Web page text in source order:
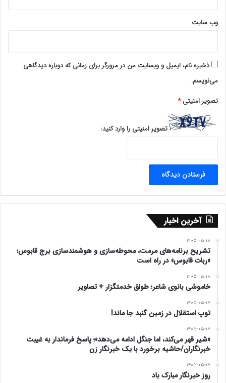
می‌خواندند و عزاداری می‌کردند. برخی سرشان را از شدت
عصبانیت به دیوار می کوبیدند و فریاد میزدند. اما انتخاب رهبر
داد.
🔷لحظه ملاقات با خانواده پس از بازگشت:
پس از بازگشت ابتدا به دیدار و دستبوسی پدرم رفتم. بسیار
خوشحال بودم و با همسرم که ۱۰ سال منتظر بود ازدواج کردم.
🔷بازگشت به میهن و تحصیل و کار :
پس از بازگشت در مقطع لیسانس و ارشد ادامه تحصیل دادم.
هم اکنون در اداره آموزش و پروش آق قلا بازنشسته شدم و به
کار کشاورزی مشغول هستم.
پی نوشت : گفت و گو با آزاده سرافراز گلستانی در حاشیه دیدار
دکتر عبدالعزیز پقه رئیس دانشگاه آزاد اسلامی واحد آق قلا و
رئیس اداره بنیاد شهید و امور ایثارگران شهرستان با ایشان در
روز بازگشت آزادگان به میهن اسلامی انجام شد.
وب‌ سایت
ذخیره نام، ایمیل و وبسایت من در مرورگر برای زمانی که دوباره دیدگاهی
می‌نویسم.
تصویر امنیتی*
تصویر امنیتی را وارد کنید:
آخرین اخبار
۱۴۰۵-۰۵-۱۸
تشریح برنامه‌های مرمت، محوطه‌سازی و هوشمندسازی برج قابوس؛
«ربات قابوس» در راه است
۱۴۰۵-۰۵-۱۸
خاموشی بانوی شاعر؛ طواق خدمتگزار + تصاویر
۱۴۰۵-۰۵-۱۷
توپ استقلال در زمین گنبد جا ماند!
۱۴۰۵-۰۵-۱۷
«شیر قهر می‌کند، اما جنگل ادامه می‌دهد»؛ پاسخ فرماندار به غیبت
خبرنگاران/حاشیه برخورد با یک خبرنگار زن
۱۴۰۵-۰۵-۱۷
روز خبرنگار مبارک باد